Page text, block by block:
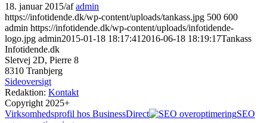
18. januar 2015/afadmin
https://infotidende.dk/wp-content/uploads/tankass.jpg 500 600
admin https://infotidende.dk/wp-content/uploads/infotidende-
logo.jpg admin2015-01-18 18:17:41 2016-06-18 18:19:17Tankass
Infotidende.dk
Sletvej 2D, Pierre 8
8310 Tranbjerg
Sideoversigt
Redaktion: Kontakt
Copyright 2025+
Virksomhedsprofil hos BusinessDirect
SEO